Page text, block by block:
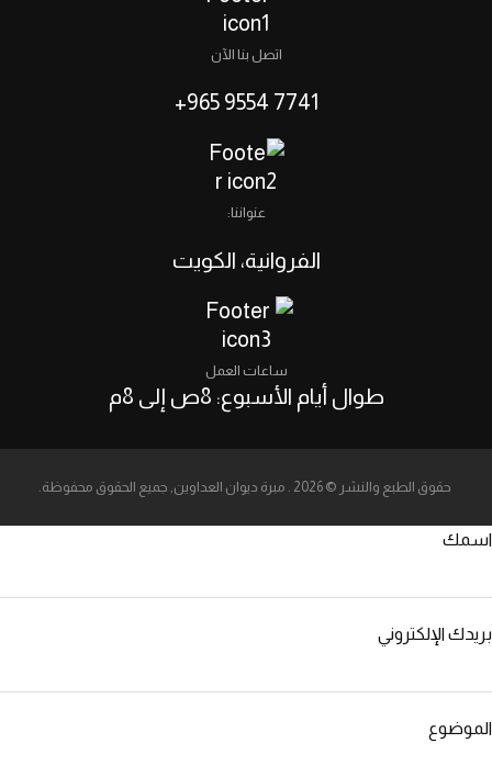
اتصل بنا الآن
7741 9554 965+
عنواننا:
الفروانية، الكويت‎
ساعات العمل
طوال أيام الأسبوع: 8ص إلى 8م
حقوق الطبع والنشر © 2026 . مبرة ديوان العداوين, جميع الحقوق محفوظة.
اسمك
بريدك الإلكتروني
الموضوع